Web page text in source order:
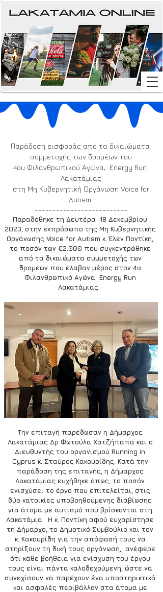
Παράδοση εισφοράς από τα δικαιώματα
συμμετοχής των δρομέων του
4ου Φιλανθρωπικού Αγώνα,  Energy Run
Λακατάμιας
στη Μη Κυβερνητική Οργάνωση Voice for
Autism
--------------------------
Παραδόθηκε τη Δευτέρα  18 Δεκεμβρίου
2023, στην εκπρόσωπο της Μη Κυβερνητικής
Οργάνωσης Voice for Autism κ. Έλεν Ποντίκη,
το ποσόν των €2.000 που συγκεντρώθηκε
από τα δικαιώματα συμμετοχής των
δρομέων που έλαβαν μέρος στον 4ο
Φιλανθρωπικό Αγώνα  Energy Run
Λακατάμιας.
Την επιταγή παρέδωσαν η Δήμαρχος
Λακατάμιας Δρ Φωτούλα Χατζήπαπα και ο
Διευθυντής του οργανισμού Running in
Cyprus κ. Σταύρος Κακουρίδης. Κατά την
παράδοση της επιταγής, η Δήμαρχος
Λακατάμιας ευχήθηκε όπως, το ποσόν
ενισχύσει το έργο που επιτελείται, στις
δύο κατοικίες υποβοηθούμενης διαβίωσης
για άτομα με αυτισμό που βρίσκονται στη
Λακατάμια.  Η κ. Ποντίκη αφού ευχαρίστησε
τη Δήμαρχο, το Δημοτικό Συμβούλιο και τον
κ. Κακουρίδη για την απόφασή τους να
στηρίξουν τη δική τους οργάνωση,  ανέφερε
ότι κάθε βοήθεια για ενίσχυση του έργου
τους είναι πάντα καλοδεχούμενη, ώστε να
συνεχίσουν να παρέχουν ένα υποστηρικτικό
και ασφαλές περιβάλλον στα άτομα με